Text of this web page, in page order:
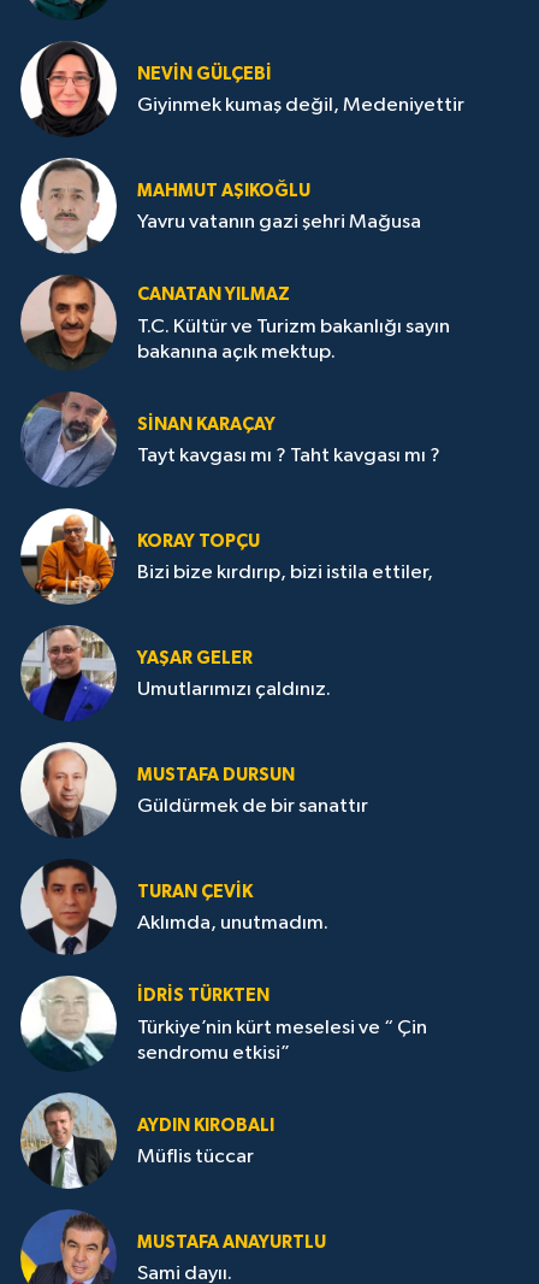
NEVİN GÜLÇEBİ
Giyinmek kumaş değil, Medeniyettir
MAHMUT AŞIKOĞLU
Yavru vatanın gazi şehri Mağusa
CANATAN YILMAZ
T.C. Kültür ve Turizm bakanlığı sayın
bakanına açık mektup.
SİNAN KARAÇAY
Tayt kavgası mı ? Taht kavgası mı ?
KORAY TOPÇU
Bizi bize kırdırıp, bizi istila ettiler,
YAŞAR GELER
Umutlarımızı çaldınız.
MUSTAFA DURSUN
Güldürmek de bir sanattır
TURAN ÇEVİK
Aklımda, unutmadım.
İDRİS TÜRKTEN
Türkiye’nin kürt meselesi ve “ Çin
sendromu etkisi”
AYDIN KIROBALI
Müflis tüccar
MUSTAFA ANAYURTLU
Sami dayıı.